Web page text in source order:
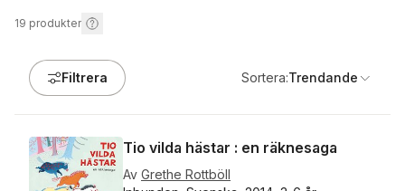
19 produkter
Filtrera Sortera:Trendande
Tio vilda hästar : en räknesaga
Av Grethe Rottböll